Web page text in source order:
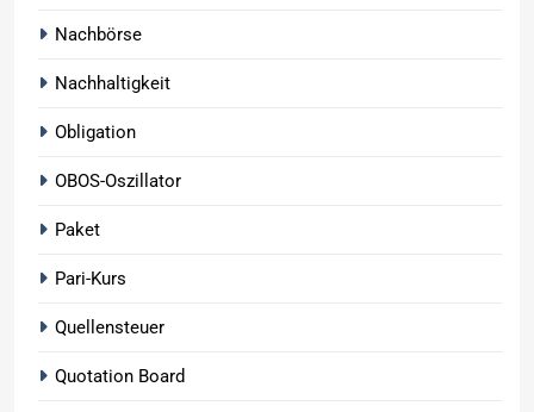
Nachbörse
Nachhaltigkeit
Obligation
OBOS-Oszillator
Paket
Pari-Kurs
Quellensteuer
Quotation Board